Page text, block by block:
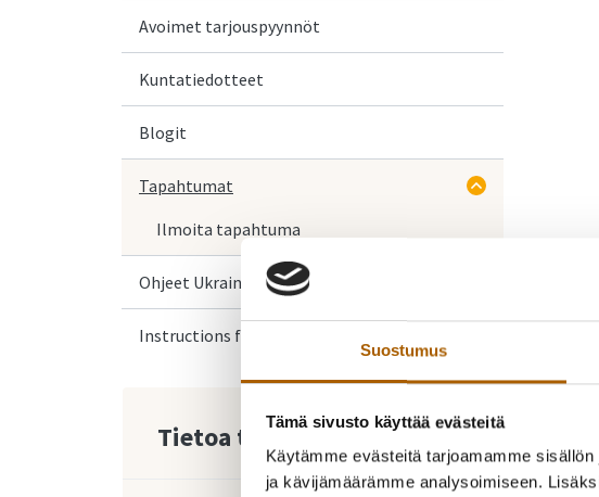
Suostumus
Tämä sivusto käyttää evästeitä
Käytämme evästeitä tarjoamamme
ja kävijämäärämme analysoimiseen.
Avoimet tarjouspyynnöt
Kuntatiedotteet
Blogit
Tapahtumat
Ilmoita tapahtuma
Ohjeet Ukrainasta saapuville
Instructions for Ukrainian arrivals
Tietoa tapahtumasta